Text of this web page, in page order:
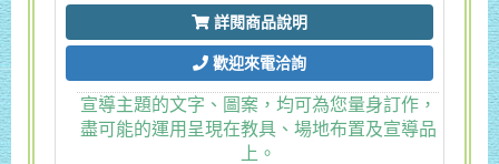
詳閱商品說明
歡迎來電洽詢
宣導主題的文字、圖案，均可為您量身訂作，
盡可能的運用呈現在教具、場地布置及宣導品
上。